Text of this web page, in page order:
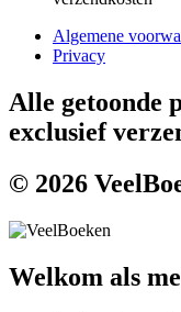
Algemene
Privacy
Alle getoonde
exclusief
© 2026
Welkom als